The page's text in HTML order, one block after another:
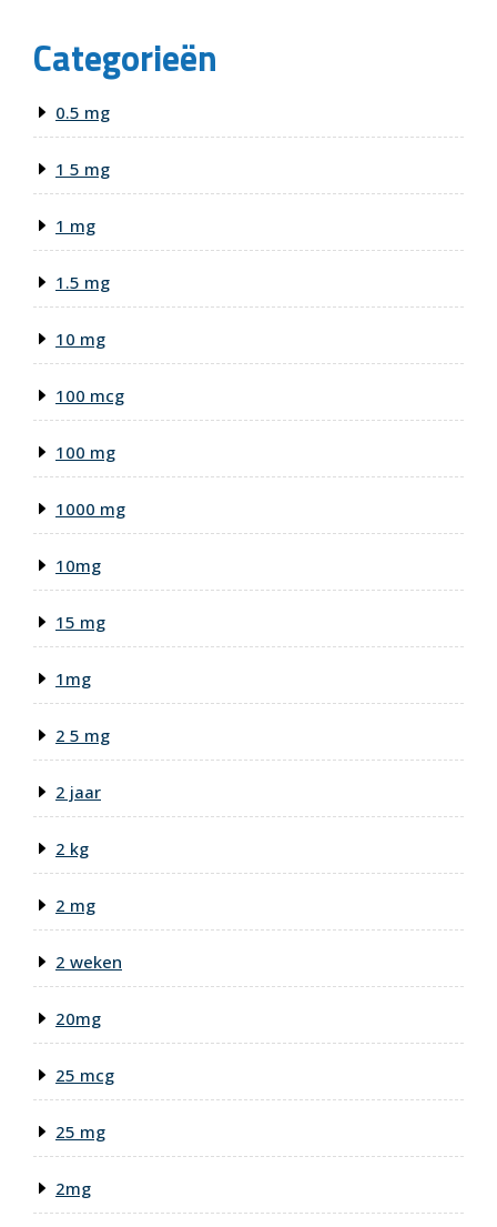
Categorieën
0.5 mg
1 5 mg
1 mg
1.5 mg
10 mg
100 mcg
100 mg
1000 mg
10mg
15 mg
1mg
2 5 mg
2 jaar
2 kg
2 mg
2 weken
20mg
25 mcg
25 mg
2mg